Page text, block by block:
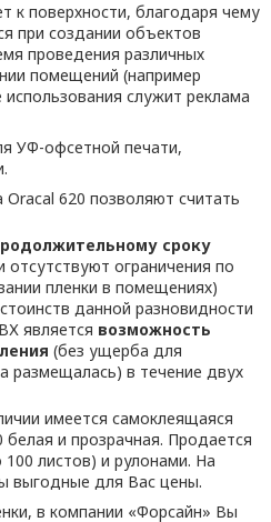
к поверхности, благодаря чему
при создании объектов
проведения различных
помещений (например
служит реклама
УФ-офсетной печати,
620 позволяют считать
сроку
отсутствуют ограничения по
пленки в помещениях)
данной разновидности
является возможность
(без ущерба для
размещалась) в течение двух
имеется самоклеящаяся
белая и прозрачная. Продается
листов) и рулонами. На
выгодные для Вас цены.
в компании «Форсайн» Вы